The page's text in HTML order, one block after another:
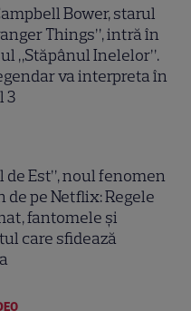
Bower, starul
Things”, intră în
„Stăpânul Inelelor”.
va interpreta în
3
de Est”, noul fenomen
de pe Netflix: Regele
fantomele și
care sfidează